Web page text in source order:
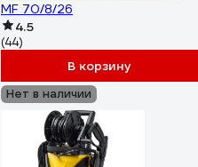
MF 70/8/26
4.5
(44)
В корзину
Нет в наличии